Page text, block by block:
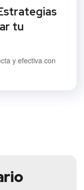
tu
y efectiva con